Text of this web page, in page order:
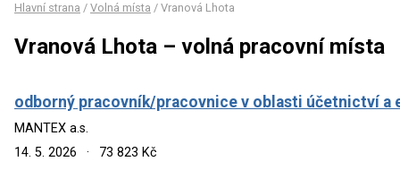
Hlavní strana / Volná místa / Vranová Lhota
Vranová Lhota – volná pracovní místa
odborný pracovník/pracovnice v oblasti účetnictví a
MANTEX a.s.
14. 5. 2026
· 73 823 Kč